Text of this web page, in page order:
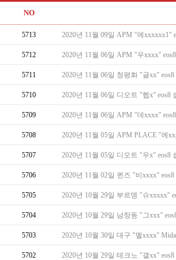
NO
5713 2020년 11월 09일 APM "에xxxxxx1"
5712 2020년 11월 06일 APM "우xxxx"
5711 2020년 11월 06일 청평화 "글xx"
5710 2020년 11월 06일 디오트 "헵x" eos8
5709 2020년 11월 06일 APM "데xxxx"
5708 2020년 11월 05일 APM PLACE "에
5707 2020년 11월 05일 디오트 "우x" eos8
5706 2020년 11월 02일 퀸즈 "비xxxx"
5705 2020년 10월 29일 부르뎅 "슈xxxxx"
5704 2020년 10월 29일 남창동 "그xxx"
5703 2020년 10월 30일 대구 "멜xxxx"
5702 2020년 10월 29일 테크노 "갤xx"